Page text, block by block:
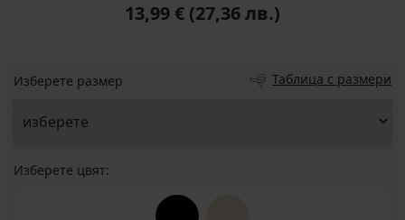
13,99 € (27,36 лв.)
Изберете размер Таблица с размери
Изберете цвят: